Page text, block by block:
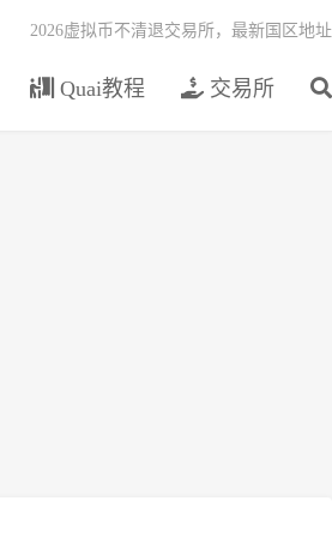
Quai教程 交易所
2026虚拟币不清退交易所，最新国区地址